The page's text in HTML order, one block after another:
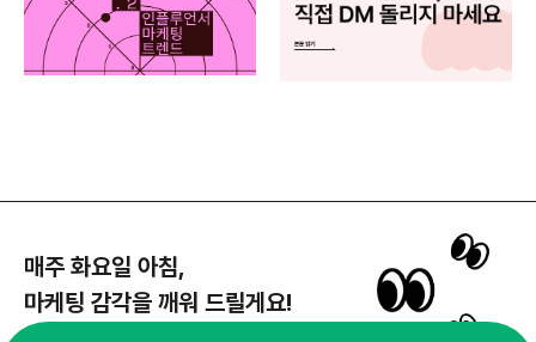
매주 화요일 아침,
마케팅 감각을 깨워 드릴게요!
65,043명의 마케터를 성장시키는 뉴스레터